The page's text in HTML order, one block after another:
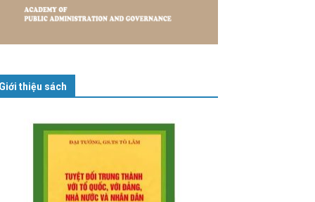
Giới thiệu sách